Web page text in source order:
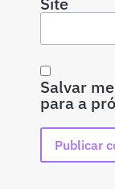
Salvar
para a